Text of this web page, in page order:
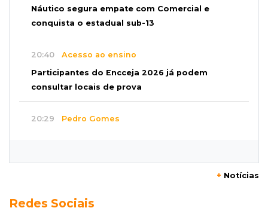
Náutico segura empate com Comercial e
conquista o estadual sub-13
20:40 Acesso ao ensino
Participantes do Encceja 2026 já podem
consultar locais de prova
20:29 Pedro Gomes
Pantanal treina em Goiânia antes de jogo que
+ Notícias
Redes Sociais